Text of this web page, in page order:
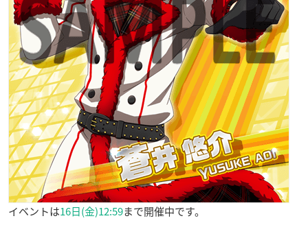
イベントは16日(金)12:59まで開催中です。